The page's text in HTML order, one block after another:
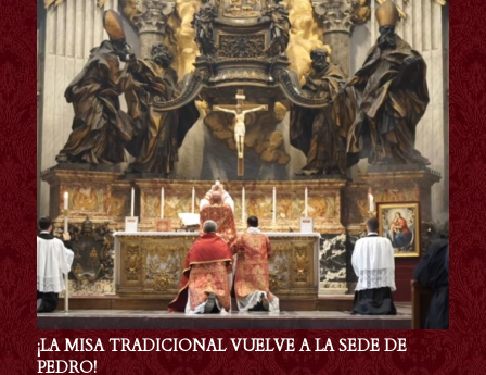
¡LA MISA TRADICIONAL VUELVE A LA SEDE DE
PEDRO!